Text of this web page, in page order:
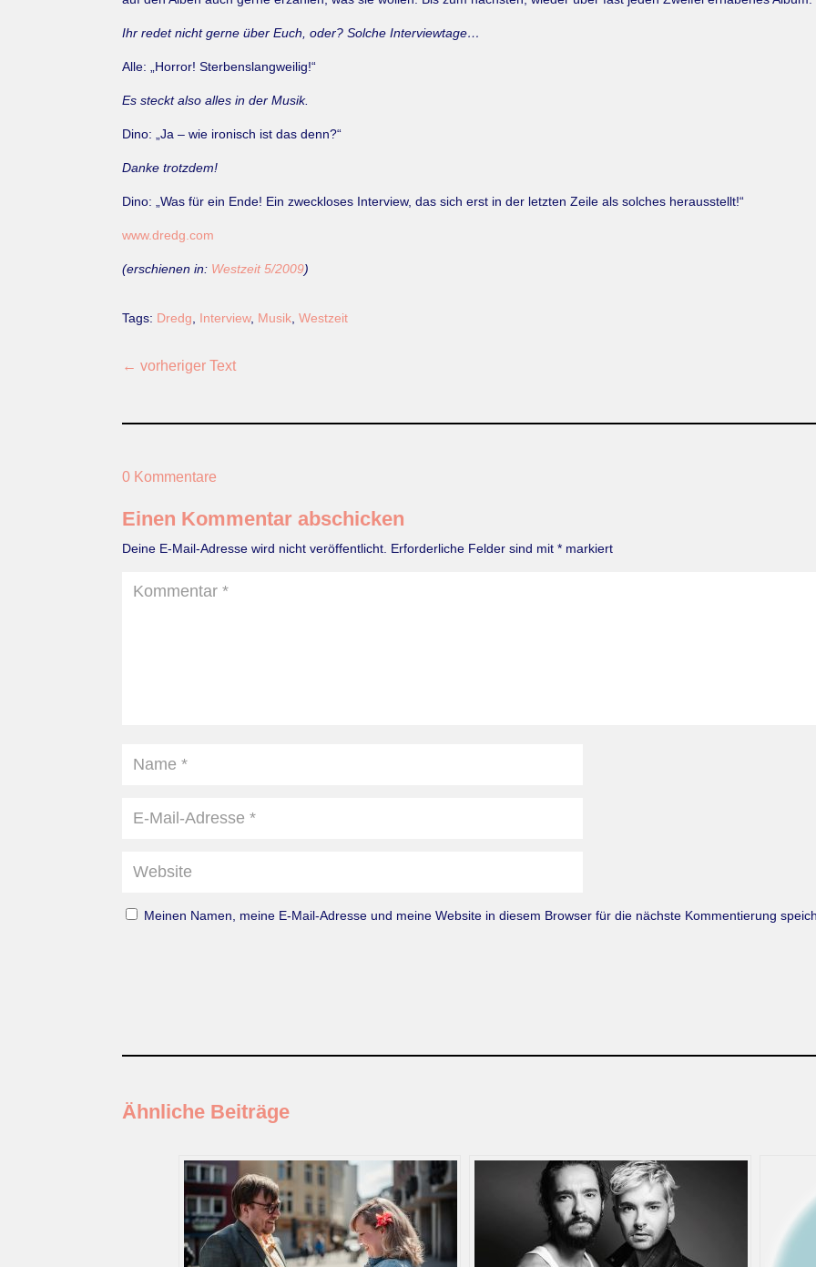
Ihr redet nicht gerne über Euch, oder? Solche Interviewtage…
Alle: „Horror! Sterbenslangweilig!“
Es steckt also alles in der Musik.
Dino: „Ja – wie ironisch ist das denn?“
Danke trotzdem!
Dino: „Was für ein Ende! Ein zweckloses Interview, das sich erst in der letzten Zeile als solches herausstellt!“
www.dredg.com
(erschienen in: Westzeit 5/2009)
Tags: Dredg Interview, Musik ,Westzeit
←vorheriger Text
0 Kommentare
Einen Kommentar abschicken
Deine E-Mail-Adresse wird nicht veröffentlicht. Erforderliche Felder sind mit* markiert
Meinen Namen, meine E-Mail-Adresse und meine Website in diesem Browser für die nächste Kommentierung
Ähnliche Beiträge